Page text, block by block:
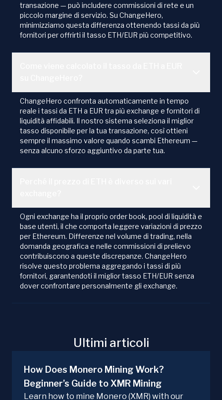
transazione — può includere commissioni di rete e un
piccolo margine di servizio. Su ChangeHero,
minimizziamo questa differenza ottenendo tassi da più
fornitori per offrirti il tasso ETH/EUR più competitivo.
ChangeHero confronta automaticamente in tempo
reale i tassi da ETH a EUR tra più exchange e fornitori di
liquidità affidabili. Il nostro sistema seleziona il miglior
tasso disponibile per la tua transazione, così ottieni
sempre il massimo valore quando scambi Ethereum —
senza alcuno sforzo aggiuntivo da parte tua.
Ogni exchange ha il proprio order book, pool di liquidità e
base utenti, il che comporta leggere variazioni di prezzo
per Ethereum. Differenze nel volume di trading, nella
domanda geografica e nelle commissioni di prelievo
contribuiscono a queste discrepanze. ChangeHero
risolve questo problema aggregando i tassi di più
fornitori, garantendoti il miglior tasso ETH/EUR senza
dover confrontare personalmente gli exchange.
Ultimi articoli
How Does Monero Mining Work?
Beginner’s Guide to XMR Mining
Learn how to mine Monero (XMR) with our